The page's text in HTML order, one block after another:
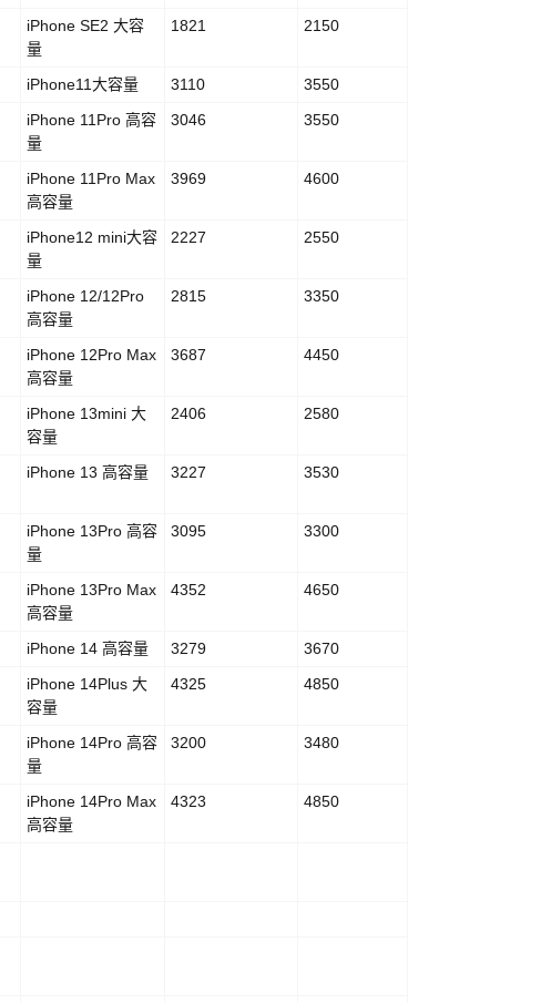
iPhone SE2 大容
量
1821 2150
iPhone11大容量 3110
3550
iPhone 11Pro 高容
量
3046 3550
iPhone 11Pro Max
高容量
3969 4600
iPhone12 mini大容
量
2227 2550
iPhone 12/12Pro
高容量
2815 3350
iPhone 12Pro Max
高容量
3687 4450
iPhone 13mini 大
容量
2406 2580
iPhone 13 高容量 3227 3530
iPhone 13Pro 高容
量
3095 3300
iPhone 13Pro Max
高容量
4352 4650
iPhone 14 高容量 3279
3670
iPhone 14Plus 大
容量
4325 4850
iPhone 14Pro 高容
量
3200 3480
iPhone 14Pro Max
高容量
4323 4850